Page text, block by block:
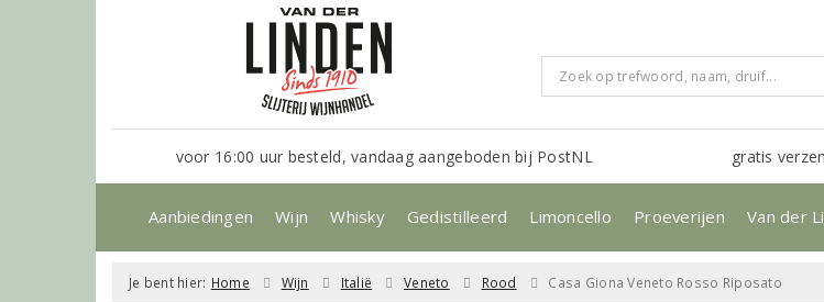
voor 16:00 uur besteld, vandaag aangeboden bij PostNL gratis
Aanbiedingen Wijn Whisky Gedistilleerd Limoncello Proeverijen Van der
Je bent hier: Home Wijn Italië Veneto Rood Casa Giona Veneto Rosso Riposato